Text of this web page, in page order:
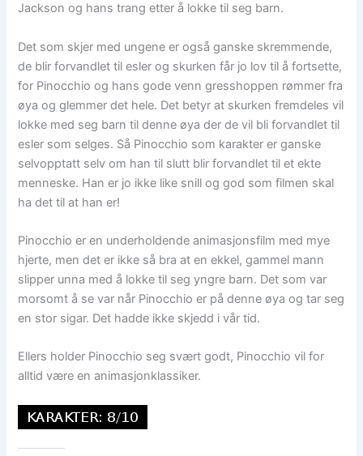
Jackson og hans trang etter å lokke til seg barn.
Det som skjer med ungene er også ganske skremmende,
de blir forvandlet til esler og skurken får jo lov til å fortsette,
for Pinocchio og hans gode venn gresshoppen rømmer fra
øya og glemmer det hele. Det betyr at skurken fremdeles vil
lokke med seg barn til denne øya der de vil bli forvandlet til
esler som selges. Så Pinocchio som karakter er ganske
selvopptatt selv om han til slutt blir forvandlet til et ekte
menneske. Han er jo ikke like snill og god som filmen skal
ha det til at han er!
Pinocchio er en underholdende animasjonsfilm med mye
hjerte, men det er ikke så bra at en ekkel, gammel mann
slipper unna med å lokke til seg yngre barn. Det som var
morsomt å se var når Pinocchio er på denne øya og tar seg
en stor sigar. Det hadde ikke skjedd i vår tid.
Ellers holder Pinocchio seg svært godt, Pinocchio vil for
alltid være en animasjonklassiker.